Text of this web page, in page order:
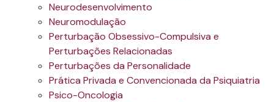
Neurodesenvolvimento
Neuromodulação
Perturbação Obsessivo-Compulsiva e
Perturbações Relacionadas
Perturbações da Personalidade
Prática Privada e Convencionada da Psiquiatria
Psico-Oncologia